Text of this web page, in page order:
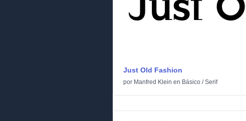
Just Old Fashion
por Manfred Klein en Básico /Serif